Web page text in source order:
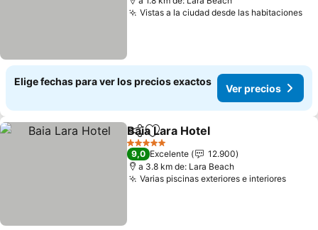
Vistas a la ciudad desde las habitaciones
Elige fechas para ver los precios exactos
Ver precios
CompartirAgregar a favoritos
Baia Lara Hotel
5 Estrellas
9,0 Excelente
12.900
a 3.8 km de: Lara Beach
Varias piscinas exteriores e interiores